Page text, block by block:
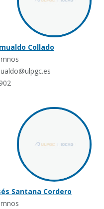
Collado
Santana Cordero